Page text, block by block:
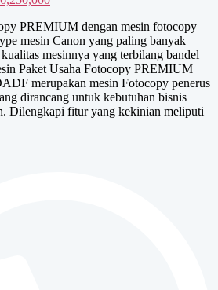
ini
adalah:
Rp26,250,000.
PREMIUM dengan mesin fotocopy
mesin Canon yang paling banyak
mesinnya yang terbilang bandel
Paket Usaha Fotocopy PREMIUM
merupakan mesin Fotocopy penerus
dirancang untuk kebutuhan bisnis
Dilengkapi fitur yang kekinian meliputi